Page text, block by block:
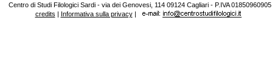
Centro di Studi Filologici Sardi - via dei Genovesi, 114 09124 Cagliari - P.IVA 01850960905
credits | Informativa sulla privacy|